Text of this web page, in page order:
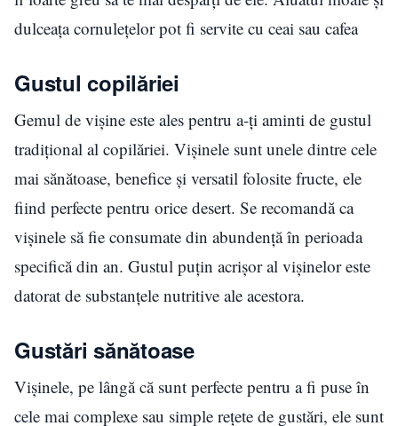
dulceața cornulețelor pot fi servite cu ceai sau cafea
Gustul copilăriei
Gemul de vișine este ales pentru a-ți aminti de gustul
tradițional al copilăriei. Vișinele sunt unele dintre cele
mai sănătoase, benefice și versatil folosite fructe, ele
fiind perfecte pentru orice desert. Se recomandă ca
vișinele să fie consumate din abundență în perioada
specifică din an. Gustul puțin acrișor al vișinelor este
datorat de substanțele nutritive ale acestora.
Gustări sănătoase
Vișinele, pe lângă că sunt perfecte pentru a fi puse în
cele mai complexe sau simple rețete de gustări, ele sunt